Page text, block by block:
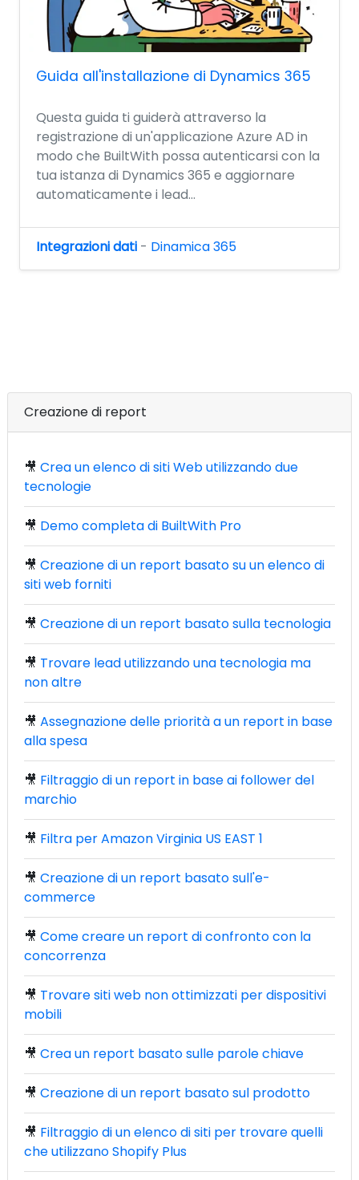
Guida all'installazione di Dynamics 365
Questa guida ti guiderà attraverso la
registrazione di un'applicazione Azure AD in
modo che BuiltWith possa autenticarsi con la
tua istanza di Dynamics 365 e aggiornare
automaticamente i lead...
Integrazioni dati - Dinamica 365
Creazione di report
🎥 Crea un elenco di siti Web utilizzando due
tecnologie
🎥 Demo completa di BuiltWith Pro
🎥 Creazione di un report basato su un elenco di
siti web forniti
🎥 Creazione di un report basato sulla tecnologia
🎥 Trovare lead utilizzando una tecnologia ma
non altre
🎥 Assegnazione delle priorità a un report in base
alla spesa
🎥 Filtraggio di un report in base ai follower del
marchio
🎥 Filtra per Amazon Virginia US EAST 1
🎥 Creazione di un report basato sull'e-
commerce
🎥 Come creare un report di confronto con la
concorrenza
🎥 Trovare siti web non ottimizzati per dispositivi
mobili
🎥 Crea un report basato sulle parole chiave
🎥 Creazione di un report basato sul prodotto
🎥 Filtraggio di un elenco di siti per trovare quelli
che utilizzano Shopify Plus